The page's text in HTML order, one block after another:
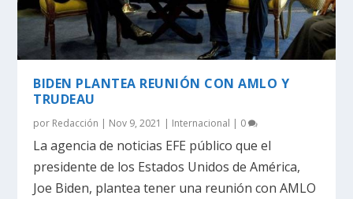
BIDEN PLANTEA REUNIÓN CON AMLO Y
TRUDEAU
por Redacción | Nov 9, 2021 | Internacional | 0
La agencia de noticias EFE público que el
presidente de los Estados Unidos de América,
Joe Biden, plantea tener una reunión con AMLO